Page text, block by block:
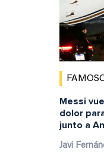
Messi
dolor
junto a
Javi